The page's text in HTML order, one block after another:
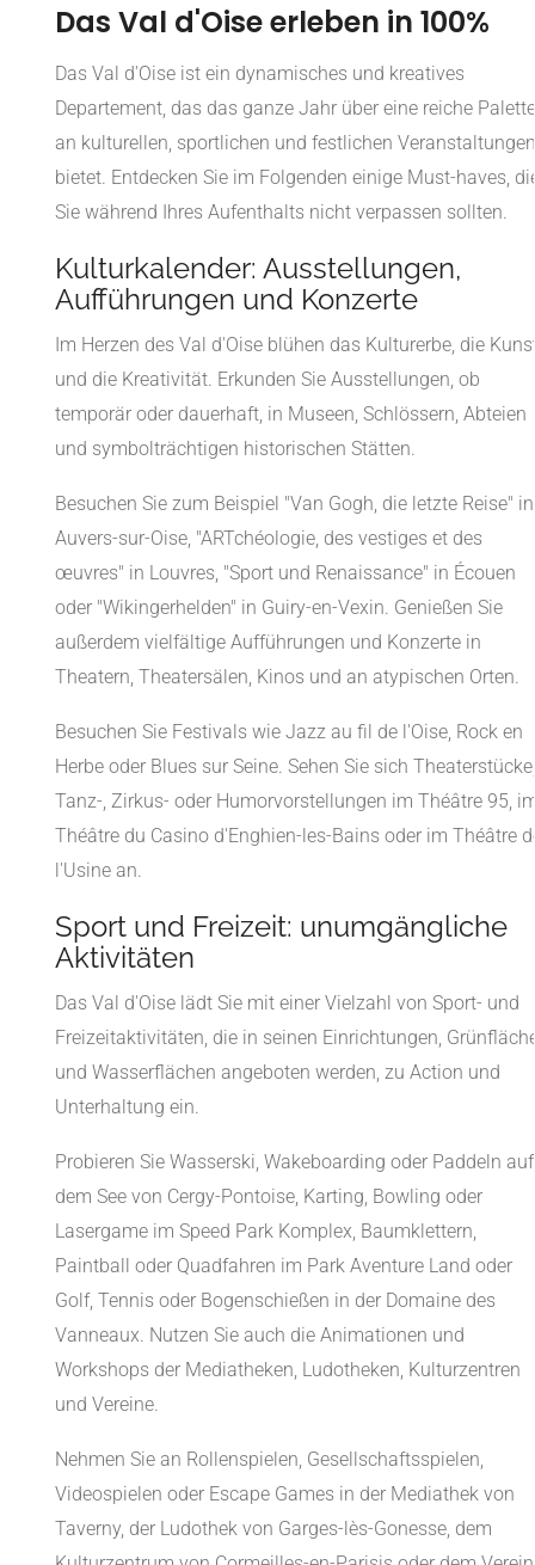
Das Val d'Oise erleben in 100%
Das Val d'Oise ist ein dynamisches und kreatives
Departement, das das ganze Jahr über eine reiche Palette
an kulturellen, sportlichen und festlichen Veranstaltungen
bietet. Entdecken Sie im Folgenden einige Must-haves,
Sie während Ihres Aufenthalts nicht verpassen sollten.
Kulturkalender: Ausstellungen,
Aufführungen und Konzerte
Im Herzen des Val d'Oise blühen das Kulturerbe, die
und die Kreativität. Erkunden Sie Ausstellungen, ob
temporär oder dauerhaft, in Museen, Schlössern, Abteien
und symbolträchtigen historischen Stätten.
Besuchen Sie zum Beispiel "Van Gogh, die letzte Reise" in
Auvers-sur-Oise, "ARTchéologie, des vestiges et des
œuvres" in Louvres, "Sport und Renaissance" in Écouen
oder "Wikingerhelden" in Guiry-en-Vexin. Genießen Sie
außerdem vielfältige Aufführungen und Konzerte in
Theatern, Theatersälen, Kinos und an atypischen Orten.
Besuchen Sie Festivals wie Jazz au fil de l'Oise, Rock en
Herbe oder Blues sur Seine. Sehen Sie sich Theaterstücke,
Tanz-, Zirkus- oder Humorvorstellungen im Théâtre 95,
Théâtre du Casino d'Enghien-les-Bains oder im Théâtre
l'Usine an.
Sport und Freizeit: unumgängliche
Aktivitäten
Das Val d'Oise lädt Sie mit einer Vielzahl von Sport- und
Freizeitaktivitäten, die in seinen Einrichtungen,
und Wasserflächen angeboten werden, zu Action und
Unterhaltung ein.
Probieren Sie Wasserski, Wakeboarding oder Paddeln auf
dem See von Cergy-Pontoise, Karting, Bowling oder
Lasergame im Speed Park Komplex, Baumklettern,
Paintball oder Quadfahren im Park Aventure Land oder
Golf, Tennis oder Bogenschießen in der Domaine des
Vanneaux. Nutzen Sie auch die Animationen und
Workshops der Mediatheken, Ludotheken, Kulturzentren
und Vereine.
Nehmen Sie an Rollenspielen, Gesellschaftsspielen,
Videospielen oder Escape Games in der Mediathek von
Taverny, der Ludothek von Garges-lès-Gonesse, dem